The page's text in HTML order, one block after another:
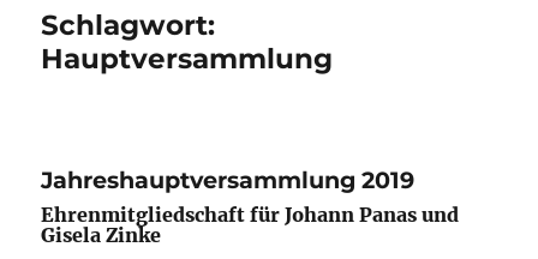
Schlagwort:
Hauptversammlung
Jahreshauptversammlung 2019
Ehrenmitgliedschaft für Johann Panas und
Gisela Zinke